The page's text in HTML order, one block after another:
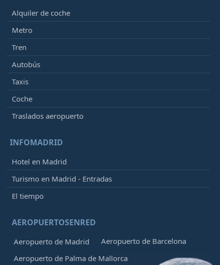
Alquiler de coche
Metro
Tren
Autobús
Taxis
Coche
Traslados aeropuerto
INFOMADRID
Hotel en Madrid
Turismo en Madrid - Entradas
El tiempo
AEROPUERTOSENRED
Aeropuerto de Madrid
Aeropuerto de Barcelona
Aeropuerto de Palma de Mallorca